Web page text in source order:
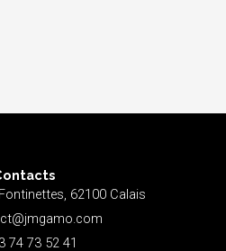
62100 Calais
74 73 52 41